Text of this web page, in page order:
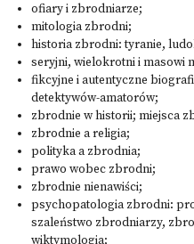
ofiary i zbrodniarze;
mitologia zbrodni;
historia zbrodni: tyranie,
seryjni, wielokrotni i masowi
fikcyjne i autentyczne
detektywów-amatorów;
zbrodnie w historii; miejsca
zbrodnie a religia;
polityka a zbrodnia;
prawo wobec zbrodni;
zbrodnie nienawiści;
psychopatologia zbrodni:
szaleństwo zbrodniarzy,
wiktymologia;